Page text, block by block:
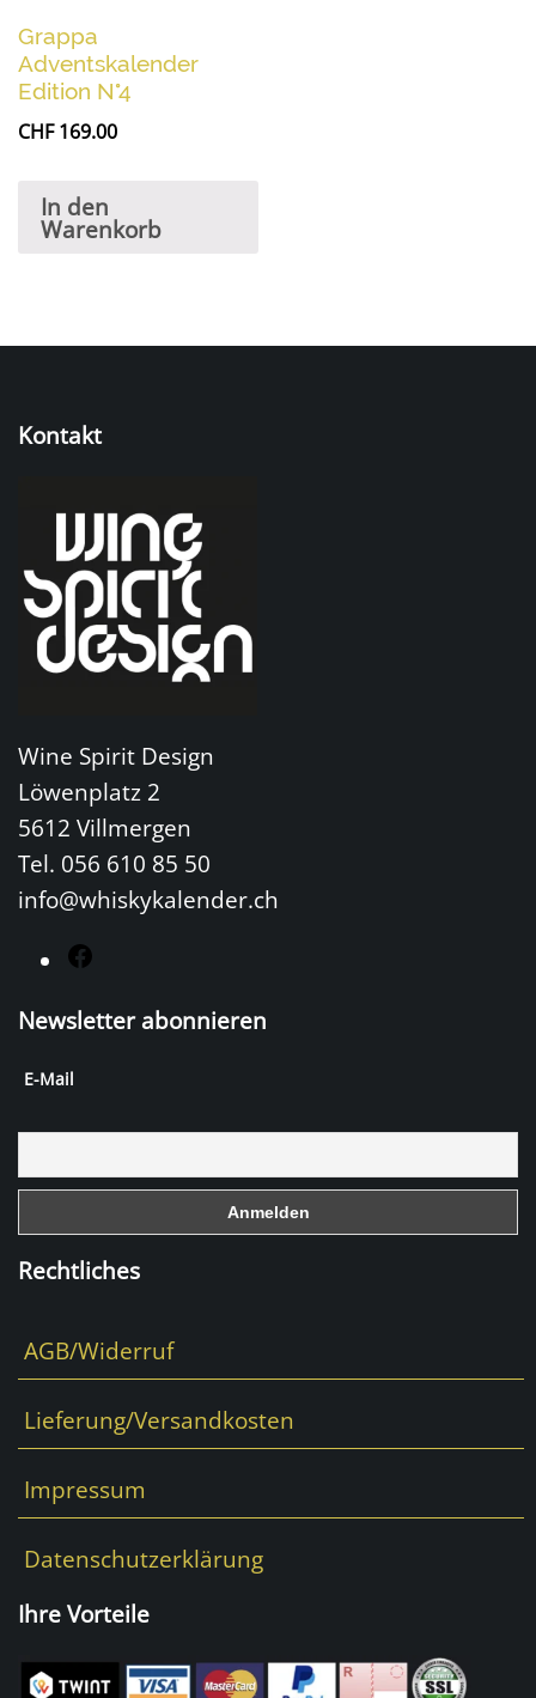
Grappa
Adventskalender
Edition N°4
CHF169.00
In den
Warenkorb
Kontakt
Wine Spirit Design
Löwenplatz 2
5612 Villmergen
Tel. 056 610 85 50
info@whiskykalender.ch
c
o
o
Newsletter abonnieren
E-Mail
Rechtliches
AGB/Widerruf
Lieferung/Versandkosten
Impressum
Datenschutzerklärung
Ihre Vorteile